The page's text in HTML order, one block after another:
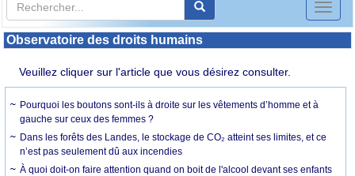
Toggle
Observatoire des droits humains
Veuillez cliquer sur l'article que vous désirez consulter.
Pourquoi les boutons sont-ils à droite sur les vêtements d’homme et à
gauche sur ceux des femmes ?
Dans les forêts des Landes, le stockage de CO₂ atteint ses limites, et ce
n’est pas seulement dû aux incendies
À quoi doit-on faire attention quand on boit de l'alcool devant ses enfants